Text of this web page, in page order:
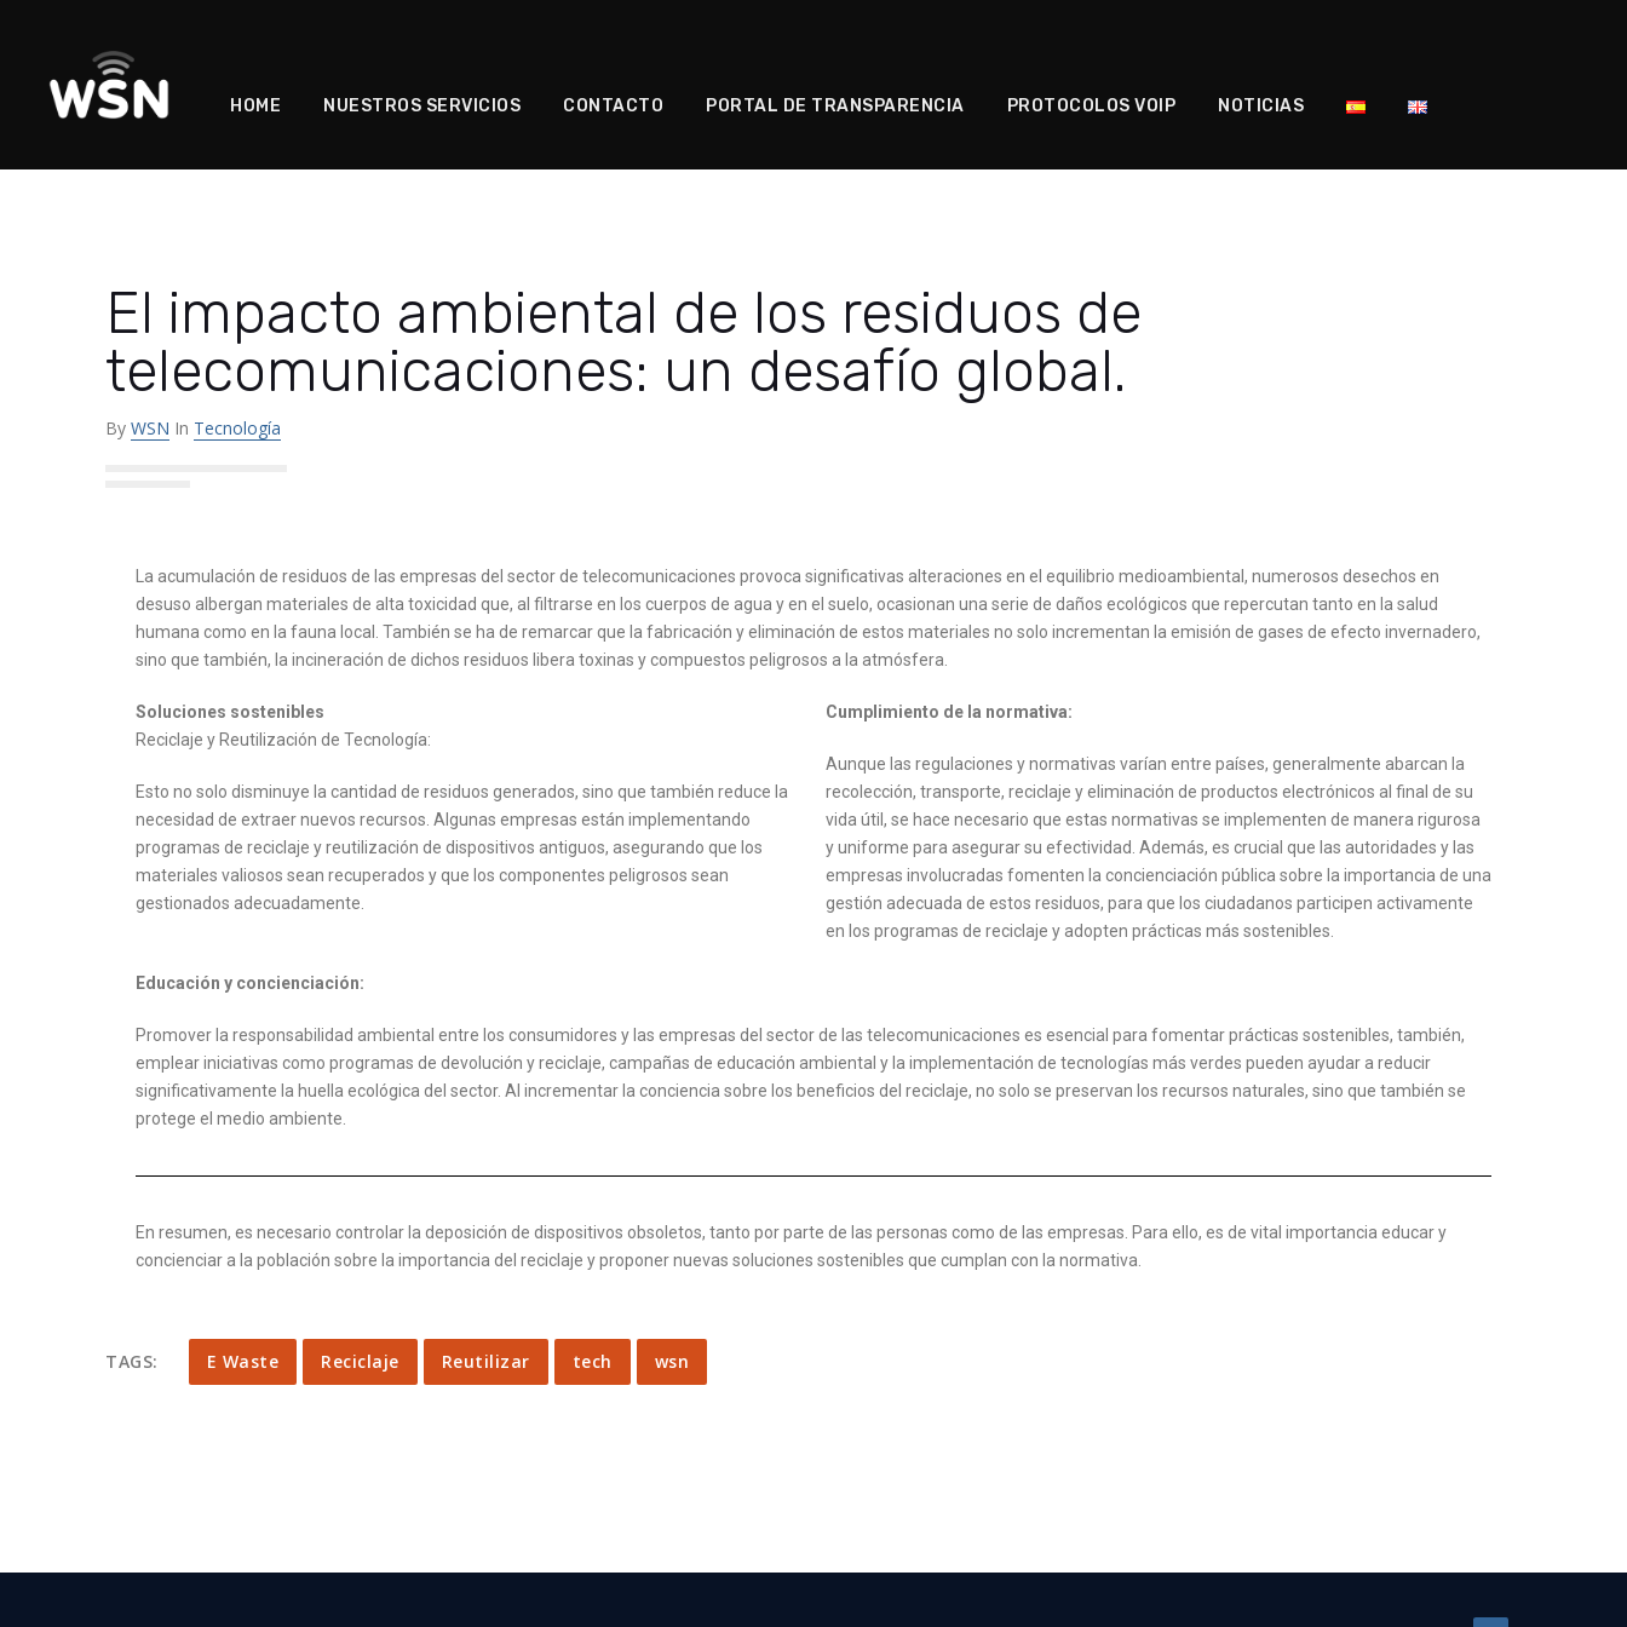
HOME NUESTROS SERVICIOS CONTACTO PORTAL DE TRANSPARENCIA PROTOCOLOS VOIP NOTICIAS
El impacto ambiental de los residuos de
telecomunicaciones: un desafío global.
By WSN In Tecnología
La acumulación de residuos de las empresas del sector de telecomunicaciones provoca significativas alteraciones en el equilibrio medioambiental, numerosos desechos en
desuso albergan materiales de alta toxicidad que, al filtrarse en los cuerpos de agua y en el suelo, ocasionan una serie de daños ecológicos que repercutan tanto en la salud
humana como en la fauna local. También se ha de remarcar que la fabricación y eliminación de estos materiales no solo incrementan la emisión de gases de efecto invernadero,
sino que también, la incineración de dichos residuos libera toxinas y compuestos peligrosos a la atmósfera.
Soluciones sostenibles
Reciclaje y Reutilización de Tecnología:
Esto no solo disminuye la cantidad de residuos generados, sino que también reduce la
necesidad de extraer nuevos recursos. Algunas empresas están implementando
programas de reciclaje y reutilización de dispositivos antiguos, asegurando que los
materiales valiosos sean recuperados y que los componentes peligrosos sean
gestionados adecuadamente.
Cumplimiento de la normativa:
Aunque las regulaciones y normativas varían entre países, generalmente abarcan la
recolección, transporte, reciclaje y eliminación de productos electrónicos al final de su
vida útil, se hace necesario que estas normativas se implementen de manera rigurosa
y uniforme para asegurar su efectividad. Además, es crucial que las autoridades y las
empresas involucradas fomenten la concienciación pública sobre la importancia de una
gestión adecuada de estos residuos, para que los ciudadanos participen activamente
en los programas de reciclaje y adopten prácticas más sostenibles.
Educación y concienciación:
Promover la responsabilidad ambiental entre los consumidores y las empresas del sector de las telecomunicaciones es esencial para fomentar prácticas sostenibles, también,
emplear iniciativas como programas de devolución y reciclaje, campañas de educación ambiental y la implementación de tecnologías más verdes pueden ayudar a reducir
significativamente la huella ecológica del sector. Al incrementar la conciencia sobre los beneficios del reciclaje, no solo se preservan los recursos naturales, sino que también se
protege el medio ambiente.
En resumen, es necesario controlar la deposición de dispositivos obsoletos, tanto por parte de las personas como de las empresas. Para ello, es de vital importancia educar y
concienciar a la población sobre la importancia del reciclaje y proponer nuevas soluciones sostenibles que cumplan con la normativa.
TAGS: E Waste Reciclaje Reutilizar tech wsn